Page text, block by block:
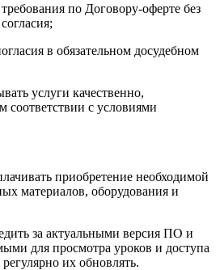
по Договору-оферте без
в обязательном досудебном
услуги качественно,
соответствии с условиями
приобретение необходимой
материалов, оборудования и
за актуальными версия ПО и
для просмотра уроков и доступа
их обновлять.